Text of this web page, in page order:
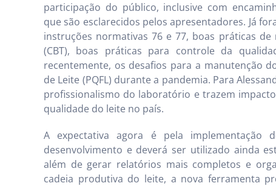
participação do público, inclusive com
que são esclarecidos pelos apresentadores. Já
instruções normativas 76 e 77, boas práticas
(CBT), boas práticas para controle da
recentemente, os desafios para a manutenção
de Leite (PQFL) durante a pandemia. Para
profissionalismo do laboratório e trazem
qualidade do leite no país.
A expectativa agora é pela
desenvolvimento e deverá ser utilizado ainda
além de gerar relatórios mais completos e
cadeia produtiva do leite, a nova ferramenta